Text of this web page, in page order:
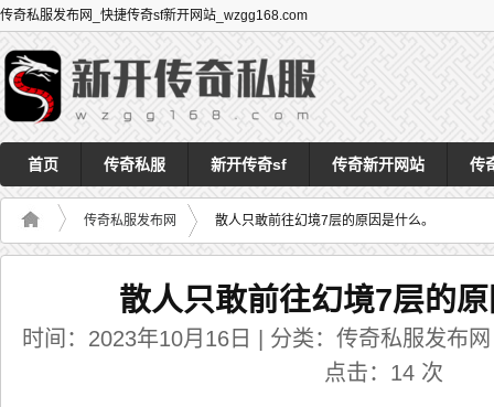
传奇私服发布网_快捷传奇sf新开网站_wzgg168.com
首页 传奇私服 新开传奇sf 传奇新开网站 传
传奇私服发布网 散人只敢前往幻境7层的原因是什么。
散人只敢前往幻境7层的
时间：2023年10月16日 | 分类：传奇私服发布
点击： 14 次